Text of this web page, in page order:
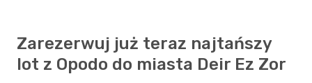
Zarezerwuj już teraz najtańszy
lot z Opodo do miasta Deir Ez Zor